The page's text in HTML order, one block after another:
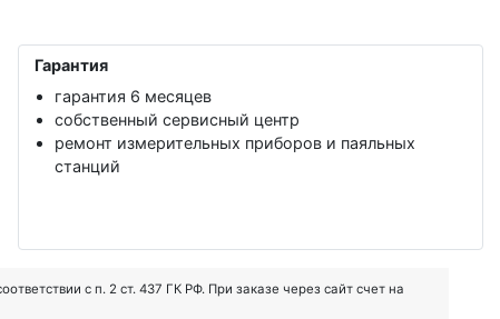
Гарантия
гарантия 6 месяцев
собственный сервисный центр
ремонт измерительных приборов и паяльных
станций
с п. 2 ст. 437 ГК РФ. При заказе через сайт счет на